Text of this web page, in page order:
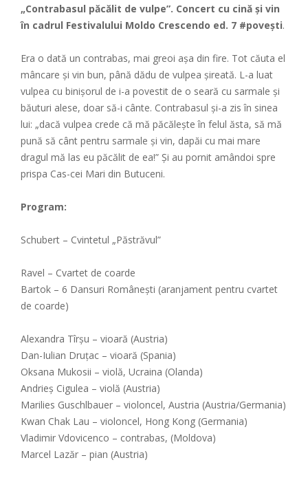
„Contrabasul păcălit de vulpe”. Concert cu cină și vin
în cadrul Festivalului Moldo Crescendo ed. 7 #povești.
Era o dată un contrabas, mai greoi așa din fire. Tot căuta el
mâncare și vin bun, până dădu de vulpea șireată. L-a luat
vulpea cu binișorul de i-a povestit de o seară cu sarmale și
băuturi alese, doar să-i cânte. Contrabasul și-a zis în sinea
lui: „dacă vulpea crede că mă păcălește în felul ăsta, să mă
pună să cânt pentru sarmale și vin, dapăi cu mai mare
dragul mă las eu păcălit de ea!” Și au pornit amândoi spre
prispa Cas-cei Mari din Butuceni.
Program:
Schubert – Cvintetul „Păstrăvul”
Ravel – Cvartet de coarde
Bartok – 6 Dansuri Românești (aranjament pentru cvartet
de coarde)
Alexandra Tîrșu – vioară (Austria)
Dan-Iulian Druțac – vioară (Spania)
Oksana Mukosii – violă, Ucraina (Olanda)
Andrieș Cigulea – violă (Austria)
Marilies Guschlbauer – violoncel, Austria (Austria/Germania)
Kwan Chak Lau – violoncel, Hong Kong (Germania)
Vladimir Vdovicenco – contrabas, (Moldova)
Marcel Lazăr – pian (Austria)